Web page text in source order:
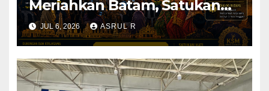
Meriahkan Batam, Satukan
Budaya Serumpun di Asia
Tenggara
JUL 6, 2026 ASRUL R